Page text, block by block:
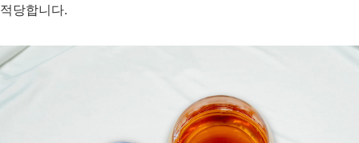
적당합니다.